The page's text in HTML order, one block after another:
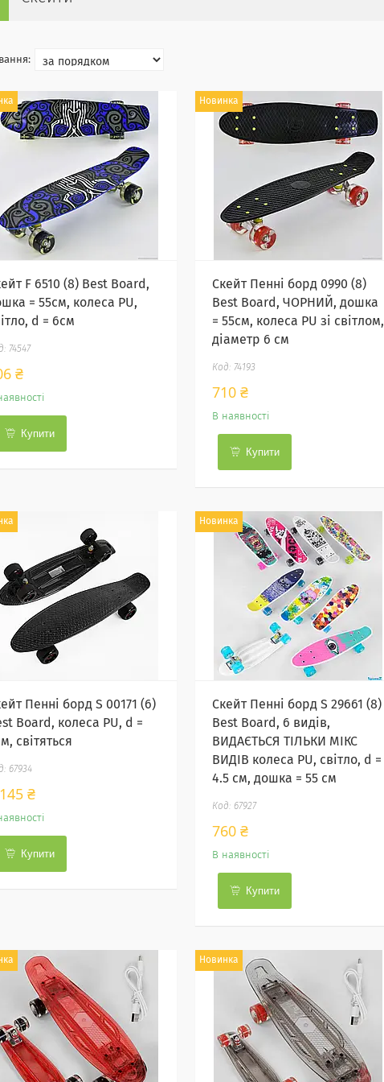
F 6510 (8) Best Board,
= 55см, колеса PU,
d = 6см
74547
₴
Купити
Новинка
Скейт Пенні борд 0990 (8)
Best Board, ЧОРНИЙ, дошка
= 55см, колеса PU зі світлом,
діаметр 6 см
74193
710 ₴
В наявності
Купити
Пенні борд S 00171 (6)
Board, колеса PU, d =
світяться
67934
₴
Купити
Новинка
Скейт Пенні борд S 29661 (8)
Best Board, 6 видів,
ВИДАЄТЬСЯ ТІЛЬКИ МІКС
ВИДІВ колеса PU, світло, d =
4.5 см, дошка = 55 см
67927
760 ₴
В наявності
Купити
Новинка